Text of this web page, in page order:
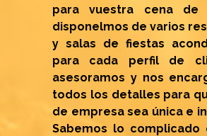
para vuestra cena de
disponelmos de varios
y salas de fiestas
para cada perfil de
asesoramos y nos
todos los detalles para
de empresa sea única e
Sabemos lo complicado